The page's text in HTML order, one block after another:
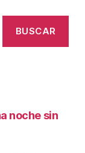
BUSCAR
noche sin